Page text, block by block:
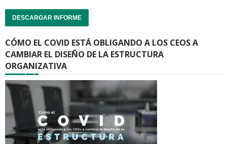
DESCARGAR INFORME
CÓMO EL COVID ESTÁ OBLIGANDO A LOS CEOS A
CAMBIAR EL DISEÑO DE LA ESTRUCTURA
ORGANIZATIVA